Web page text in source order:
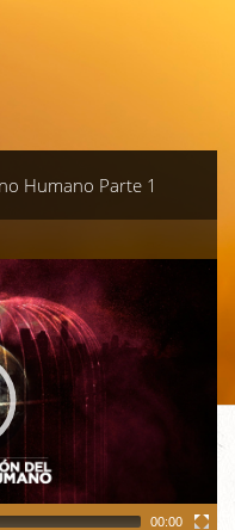
Humano Parte 1
00:00